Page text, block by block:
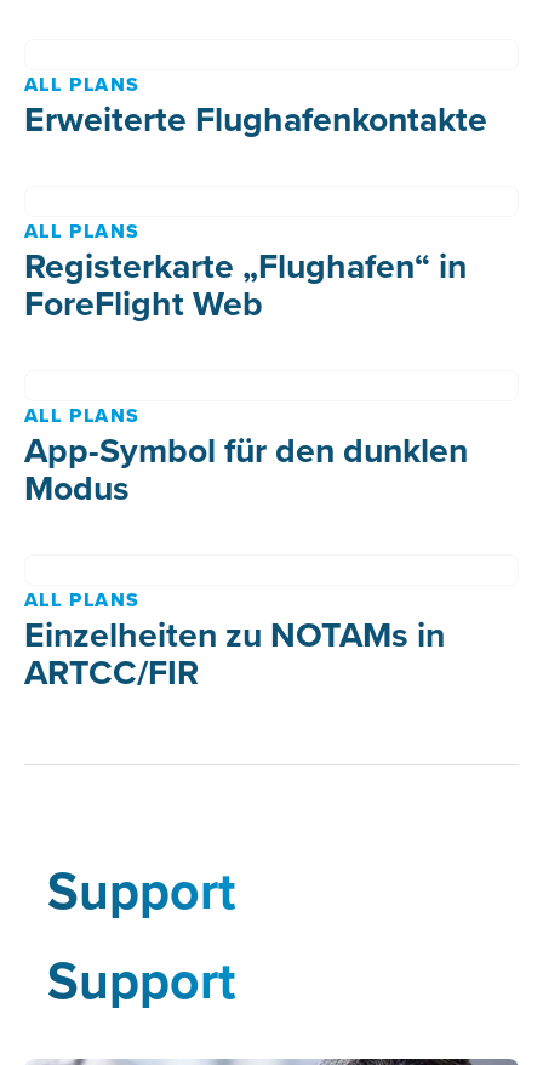
ALL PLANS
Erweiterte Flughafenkontakte
ALL PLANS
Registerkarte „Flughafen“ in
ForeFlight Web
ALL PLANS
App-Symbol für den dunklen
Modus
ALL PLANS
Einzelheiten zu NOTAMs in
ARTCC/FIR
Support
Support